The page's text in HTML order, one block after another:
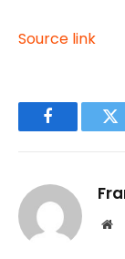
Source link
Facebook